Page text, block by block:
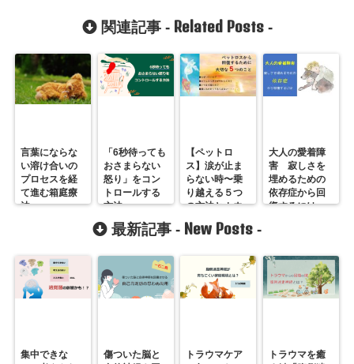
関連記事 - Related Posts-
言葉にならな
い溶け合いの
プロセスを経
て進む箱庭療
法
「6秒待っても
おさまらない
怒り」をコン
トロールする
方法
【ペットロ
ス】涙が止ま
らない時〜乗
り越える５つ
の方法とカウ
ンセリング
大人の愛着障
害 寂しさを
埋めるための
依存症から回
復するには
最新記事 - New Posts -
集中できな
傷ついた脳と
トラウマケア
トラウマを癒